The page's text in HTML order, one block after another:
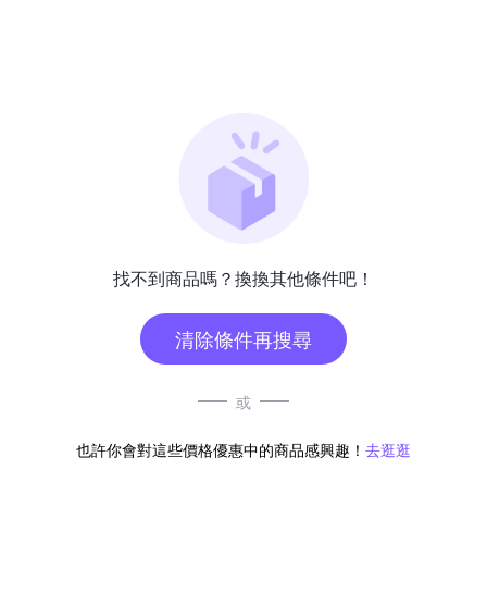
找不到商品嗎？換換其他條件吧！
清除條件再搜尋
或
也許你會對這些價格優惠中的商品感興趣！ 去逛逛